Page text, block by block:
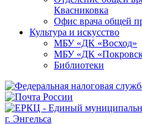
Квасниковка
Офис врача общей
Культура и искусство
МБУ «ДК «Восход»
МБУ «ДК
Библиотеки